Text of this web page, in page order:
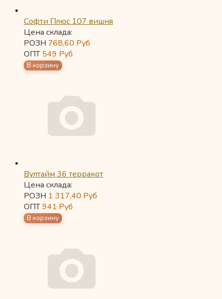
Софти Плюс 107 вишня
Цена склада:
РОЗН 768,60 Руб
ОПТ549 Руб
Вултайм 36 терракот
Цена склада:
РОЗН 1 317,40 Руб
ОПТ941 Руб